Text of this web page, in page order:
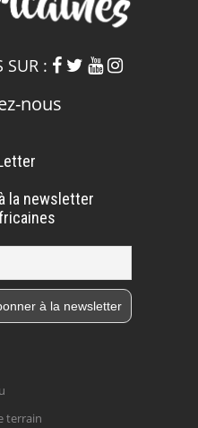
SUR :
nous
la newsletter
terrain